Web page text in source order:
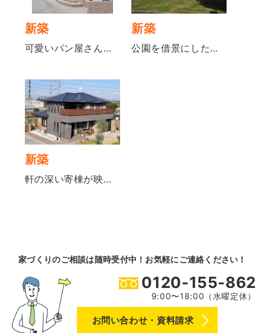
新築
可愛いパン屋さんのようなデザインの平屋
新築
公園を借景にした街並みに映える美しい平屋
新築
軒の深い寄棟が映える和モダンの家
家づくりのご相談は随時受付中！お気軽にご連絡ください！
0120-155-862
9:00〜18:00（水曜定休）
お問い合わせ・資料請求